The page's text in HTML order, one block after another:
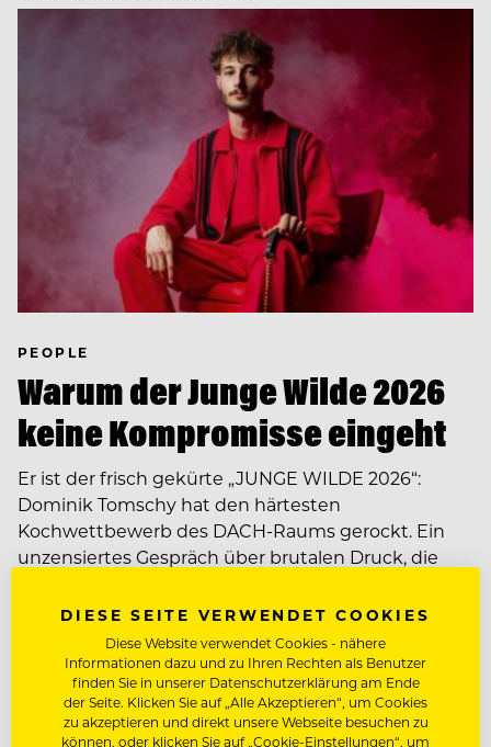
PEOPLE
Warum der Junge Wilde 2026
keine Kompromisse eingeht
Er ist der frisch gekürte „JUNGE WILDE 2026“:
Dominik Tomschy hat den härtesten
Kochwettbewerb des DACH-Raums gerockt. Ein
unzensiertes Gespräch über brutalen Druck, die
DIESE SEITE VERWENDET COOKIES
Diese Website verwendet Cookies - nähere
Informationen dazu und zu Ihren Rechten als Benutzer
finden Sie in unserer Datenschutzerklärung am Ende
der Seite. Klicken Sie auf „Alle Akzeptieren“, um Cookies
zu akzeptieren und direkt unsere Webseite besuchen zu
können, oder klicken Sie auf „Cookie-Einstellungen“, um